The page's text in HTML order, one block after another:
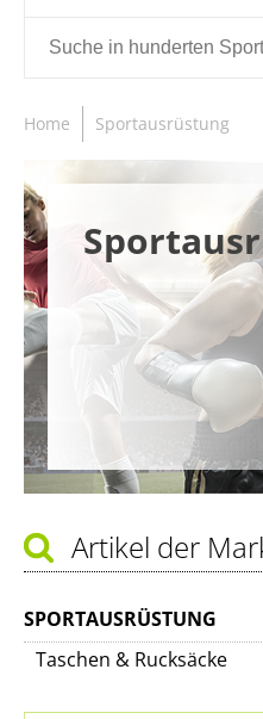
Home Sportausrüstung
Artikel der
SPORTAUSRÜSTUNG
Taschen & Rucksäcke